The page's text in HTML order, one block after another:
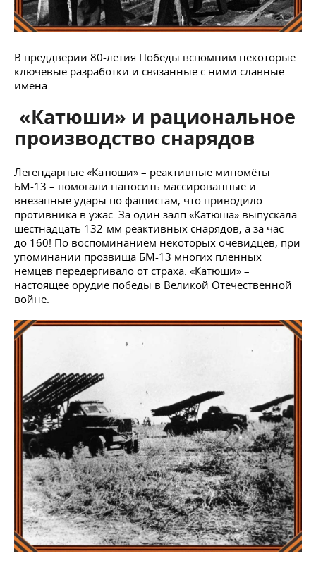
В преддверии 80-летия Победы вспомним некоторые
ключевые разработки и связанные с ними славные
имена.
«Катюши» и рациональное
производство снарядов
Легендарные «Катюши» – реактивные миномёты
БМ-13 – помогали наносить массированные и
внезапные удары по фашистам, что приводило
противника в ужас. За один залп «Катюша» выпускала
шестнадцать 132-мм реактивных снарядов, а за час –
до 160! По воспоминанием некоторых очевидцев, при
упоминании прозвища БМ-13 многих пленных
немцев передергивало от страха. «Катюши» –
настоящее орудие победы в Великой Отечественной
войне.